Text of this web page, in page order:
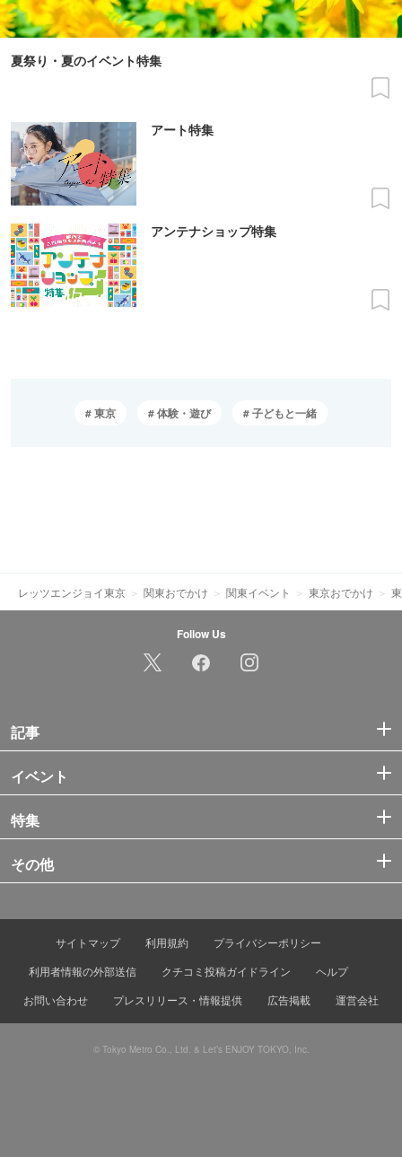
夏祭り・夏のイベント特集
アート特集
アンテナショップ特集
東京 体験・遊び 子どもと一緒
レッツエンジョイ東京 関東おでかけ 関東イベント 東京おでかけ
Follow Us
記事
イベント
特集
その他
サイトマップ 利用規約
プライバシーポリシー
利用者情報の外部送信
クチコミ投稿ガイドライン
ヘルプ
お問い合わせ
プレスリリース・情報提供 広告掲載 運営会社
© Tokyo Metro Co., Ltd. & Let’s ENJOY TOKYO, Inc.